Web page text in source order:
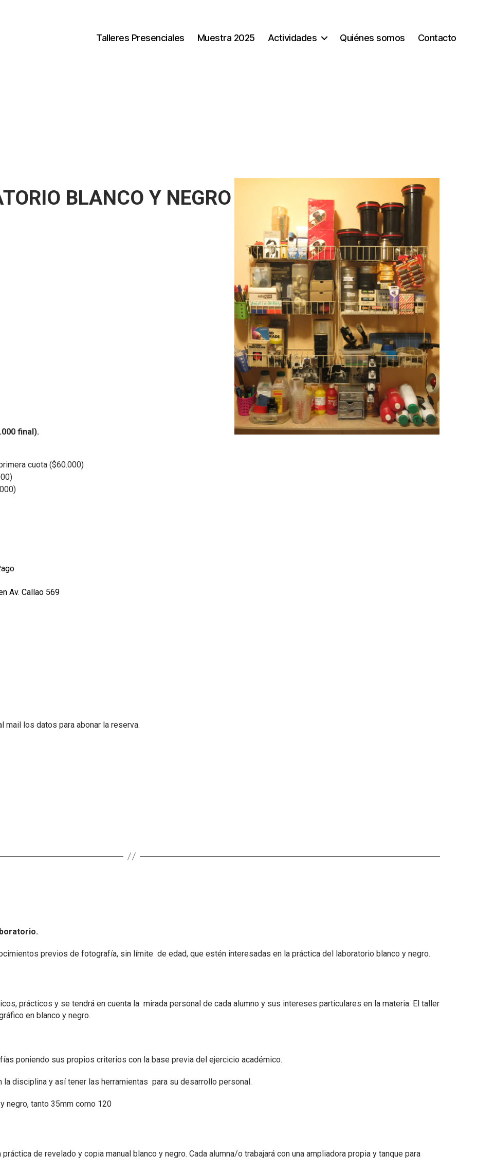
Talleres Presenciales Muestra 2025 Actividades Quiénes somos Contacto
BLANCO Y NEGRO
final).
cuota ($60.000)
Av. Callao 569
mail los datos para abonar la reserva.
previos de fotografía, sin límite de edad, que estén interesadas en la práctica del laboratorio blanco y negro.
prácticos y se tendrá en cuenta la mirada personal de cada alumno y sus intereses particulares en la materia. El taller
en blanco y negro.
poniendo sus propios criterios con la base previa del ejercicio académico.
disciplina y así tener las herramientas para su desarrollo personal.
negro, tanto 35mm como 120
de revelado y copia manual blanco y negro. Cada alumna/o trabajará con una ampliadora propia y tanque para